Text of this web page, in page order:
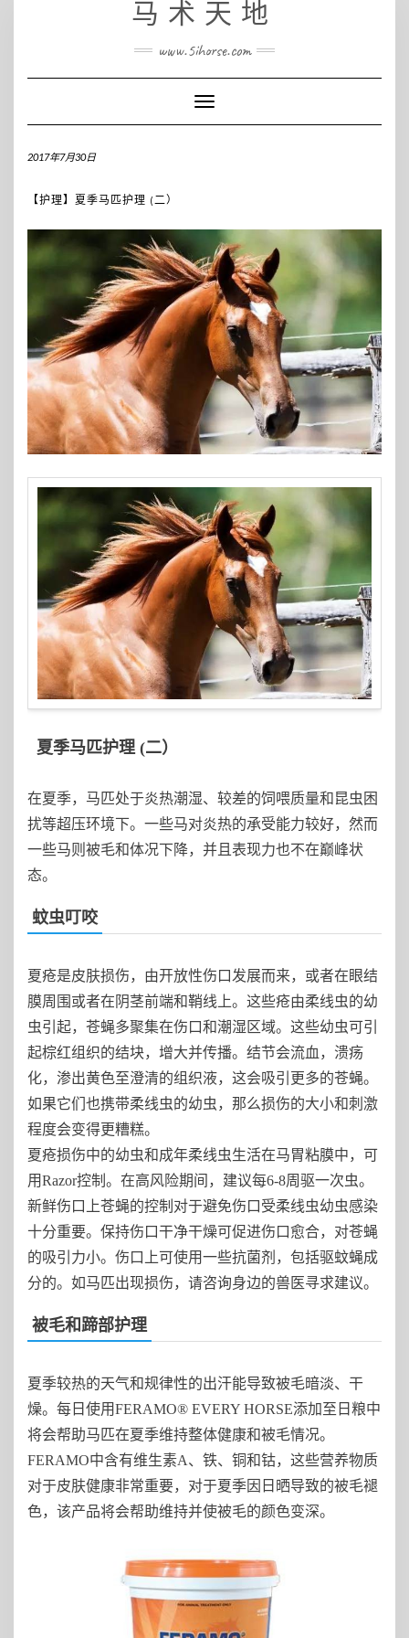
马术天地
www.5ihorse.com
Toggle
Navigation
2017年7月30日
【护理】夏季马匹护理 (二）
夏季马匹护理 (二）
在夏季，马匹处于炎热潮湿、较差的饲喂质量和昆虫困
扰等超压环境下。一些马对炎热的承受能力较好，然而
一些马则被毛和体况下降，并且表现力也不在巅峰状
态。
蚊虫叮咬
夏疮是皮肤损伤，由开放性伤口发展而来，或者在眼结
膜周围或者在阴茎前端和鞘线上。这些疮由柔线虫的幼
虫引起，苍蝇多聚集在伤口和潮湿区域。这些幼虫可引
起棕红组织的结块，增大并传播。结节会流血，溃疡
化，渗出黄色至澄清的组织液，这会吸引更多的苍蝇。
如果它们也携带柔线虫的幼虫，那么损伤的大小和刺激
程度会变得更糟糕。
夏疮损伤中的幼虫和成年柔线虫生活在马胃粘膜中，可
用Razor控制。在高风险期间，建议每6-8周驱一次虫。
新鲜伤口上苍蝇的控制对于避免伤口受柔线虫幼虫感染
十分重要。保持伤口干净干燥可促进伤口愈合，对苍蝇
的吸引力小。伤口上可使用一些抗菌剂，包括驱蚊蝇成
分的。如马匹出现损伤，请咨询身边的兽医寻求建议。
被毛和蹄部护理
夏季较热的天气和规律性的出汗能导致被毛暗淡、干
燥。每日使用FERAMO® EVERY HORSE添加至日粮中
将会帮助马匹在夏季维持整体健康和被毛情况。
FERAMO中含有维生素A、铁、铜和钴，这些营养物质
对于皮肤健康非常重要，对于夏季因日晒导致的被毛褪
色，该产品将会帮助维持并使被毛的颜色变深。